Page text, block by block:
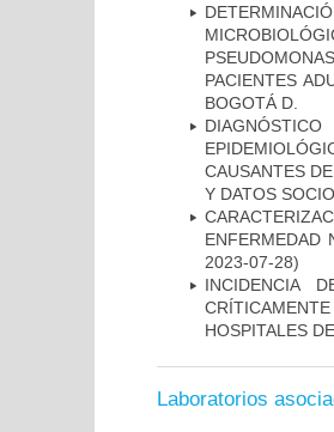
PACIENTES
BOGOTÁ D.
CAUSANTES
Y DATOS
ENFERMEDAD
2023-07-28)
INCIDENCIA
HOSPITALES
Laboratorios